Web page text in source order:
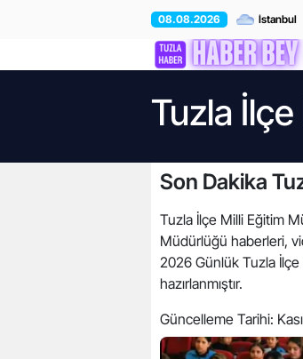
08.08.2026
Tuzla
Son Dakika
Tuzla İlçe Milli Eğitim
Müdürlüğü haberleri,
2026 Günlük Tuzla
hazırlanmıştır.
Güncelleme Tarihi: